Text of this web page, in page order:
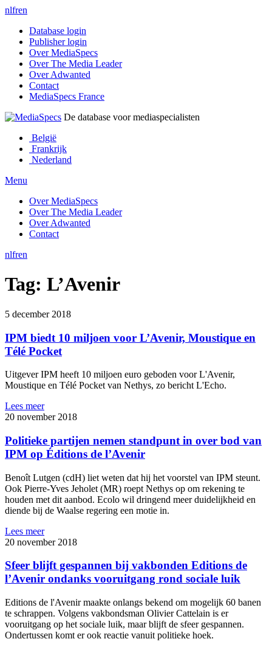
nlfren
Database login
Publisher login
Over MediaSpecs
Over The Media Leader
Over Adwanted
Contact
MediaSpecs France
De database voor mediaspecialisten
België
Frankrijk
Nederland
Menu
Over MediaSpecs
Over The Media Leader
Over Adwanted
Contact
nlfren
Tag: L’Avenir
5 december 2018
IPM biedt 10 miljoen voor L’Avenir, Moustique en
Télé Pocket
Uitgever IPM heeft 10 miljoen euro geboden voor L'Avenir,
Moustique en Télé Pocket van Nethys, zo bericht L'Echo.
Lees meer
20 november 2018
Politieke partijen nemen standpunt in over bod van
IPM op Éditions de l’Avenir
Benoît Lutgen (cdH) liet weten dat hij het voorstel van IPM steunt.
Ook Pierre-Yves Jeholet (MR) roept Nethys op om rekening te
houden met dit aanbod. Ecolo wil dringend meer duidelijkheid en
diende bij de Waalse regering een motie in.
Lees meer
20 november 2018
Sfeer blijft gespannen bij vakbonden Editions de
l’Avenir ondanks vooruitgang rond sociale luik
Editions de l'Avenir maakte onlangs bekend om mogelijk 60 banen
te schrappen. Volgens vakbondsman Olivier Cattelain is er
vooruitgang op het sociale luik, maar blijft de sfeer gespannen.
Ondertussen komt er ook reactie vanuit politieke hoek.